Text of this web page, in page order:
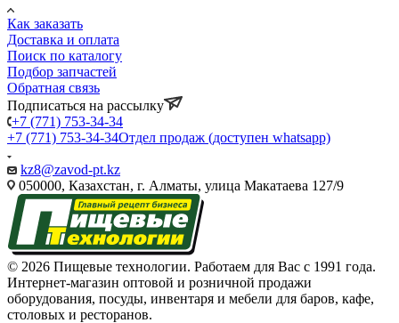
Как заказать
Доставка и оплата
Поиск по каталогу
Подбор запчастей
Обратная связь
Подписаться на рассылку
+7 (771) 753-34-34
+7 (771) 753-34-34Отдел продаж (доступен whatsapp)
kz8@zavod-pt.kz
050000, Казахстан, г. Алматы, улица Макатаева 127/9
© 2026 Пищевые технологии. Работаем для Вас с 1991 года.
Интернет-магазин оптовой и розничной продажи
оборудования, посуды, инвентаря и мебели для баров, кафе,
столовых и ресторанов.